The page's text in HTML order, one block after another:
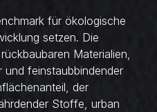
für ökologische
setzen. Die
Materialien,
und feinstaubbindender
der
Stoffe, urban